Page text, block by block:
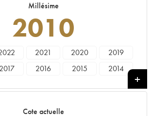
Millésime
2010
2021 2020
2019
2017 2016 2015
2014
Cote actuelle